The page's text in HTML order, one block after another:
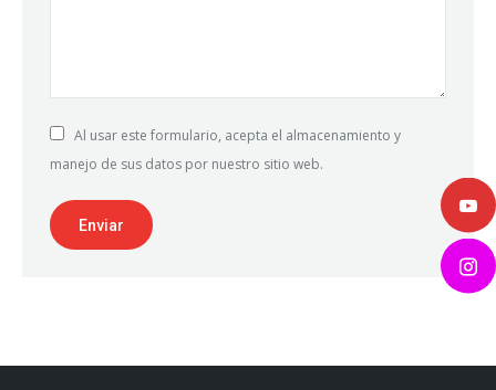
Al usar este formulario, acepta el almacenamiento y
manejo de sus datos por nuestro sitio web.
Enviar